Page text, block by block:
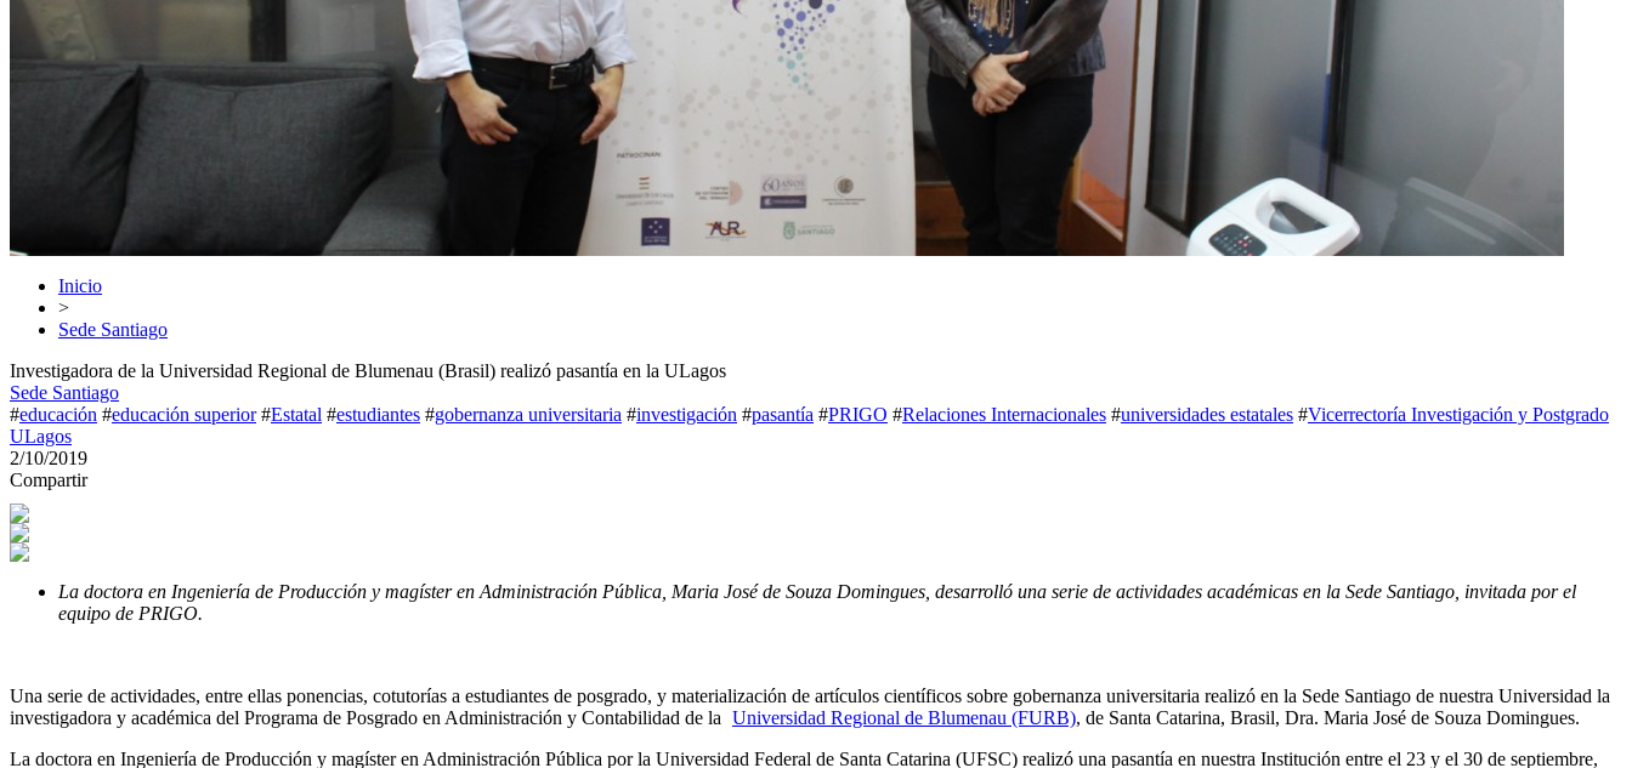
Inicio
>
Sede Santiago
Investigadora de la Universidad Regional de Blumenau (Brasil) realizó pasantía en la ULagos
Sede Santiago
#educación #educación superior#Estatal #estudiantes #gobernanza universitaria #investigación #pasantía #PRIGO #Relaciones Internacionales #universidades estatales #Vicerrectoría Investigación y Postgrado
ULagos
2/10/2019
Compartir
La doctora en Ingeniería de Producción y magíster en Administración Pública, Maria José de Souza Domingues, desarrolló una serie de actividades académicas en la Sede Santiago, invitada por el
equipo de PRIGO.
Una serie de actividades, entre ellas ponencias, cotutorías a estudiantes de posgrado, y materialización de artículos científicos sobre gobernanza universitaria realizó en la Sede Santiago de nuestra Universidad la
investigadora y académica del Programa de Posgrado en Administración y Contabilidad de la Universidad Regional de Blumenau (FURB), de Santa Catarina, Brasil, Dra. Maria José de Souza Domingues.
La doctora en Ingeniería de Producción y magíster en Administración Pública por la Universidad Federal de Santa Catarina (UFSC) realizó una pasantía en nuestra Institución entre el 23 y el 30 de septiembre,